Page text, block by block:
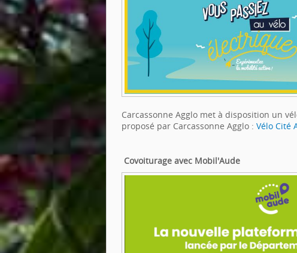
Carcassonne Agglo met à disposition un
proposé par Carcassonne Agglo : Vélo Cité
Covoiturage avec Mobil'Aude